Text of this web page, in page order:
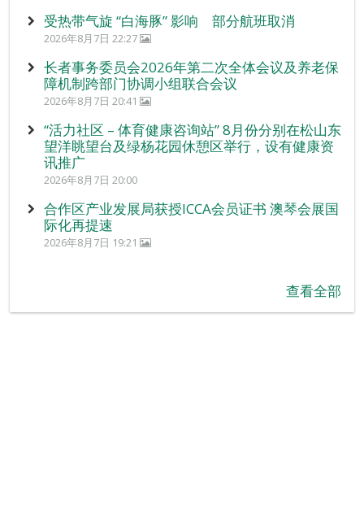
受热带气旋 “白海豚” 影响 部分航班取消
2026年8月7日 22:27
长者事务委员会2026年第二次全体会议及养老保
障机制跨部门协调小组联合会议
2026年8月7日 20:41
“活力社区 – 体育健康咨询站” 8月份分别在松山东
望洋眺望台及绿杨花园休憩区举行，设有健康资
讯推广
2026年8月7日 20:00
合作区产业发展局获授ICCA会员证书 澳琴会展国
际化再提速
2026年8月7日 19:21
查看全部